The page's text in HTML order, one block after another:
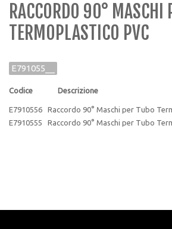
RACCORDO 90° MASCHI
TERMOPLASTICO PVC
E791055__
Codice Descrizione
E7910556 Raccordo 90° Maschi per Tubo
E7910555 Raccordo 90° Maschi per Tubo